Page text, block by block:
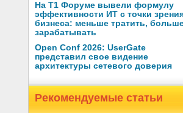
На Т1 Форуме вывели формулу
эффективности ИТ с точки
бизнеса: меньше тратить,
зарабатывать
Open Conf 2026: UserGate
представил свое видение
архитектуры сетевого доверия
Рекомендуемые статьи